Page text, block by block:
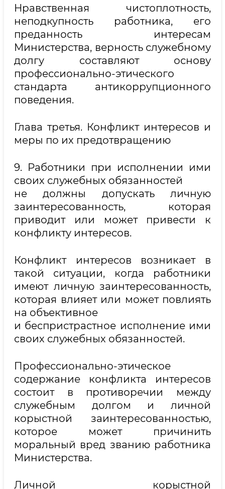
Нравственная чистоплотность,
неподкупность работника, его
преданность интересам
Министерства, верность служебному
долгу составляют основу
профессионально-этического
стандарта антикоррупционного
поведения.
Глава третья. Конфликт интересов и
меры по их предотвращению
9. Работники при исполнении ими
своих служебных обязанностей
не должны допускать личную
заинтересованность, которая
приводит или может привести к
конфликту интересов.
Конфликт интересов возникает в
такой ситуации, когда работники
имеют личную заинтересованность,
которая влияет или может повлиять
на объективное
и беспристрастное исполнение ими
своих служебных обязанностей.
Профессионально-этическое
содержание конфликта интересов
состоит в противоречии между
служебным долгом и личной
корыстной заинтересованностью,
которое может причинить
моральный вред званию работника
Министерства.
Личной корыстной